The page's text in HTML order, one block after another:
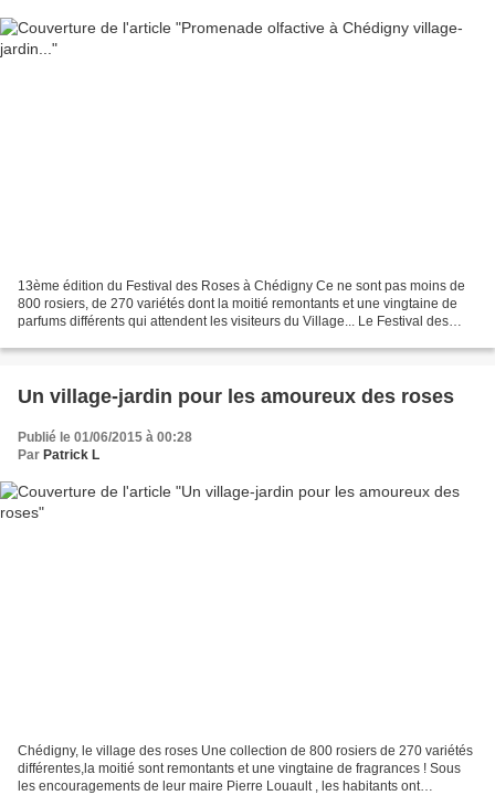
13ème édition du Festival des Roses à Chédigny Ce ne sont pas moins de
800 rosiers, de 270 variétés dont la moitié remontants et une vingtaine de
parfums différents qui attendent les visiteurs du Village... Le Festival des
Un village-jardin pour les amoureux des roses
Publié le 01/06/2015 à 00:28
Par Patrick L
Chédigny, le village des roses Une collection de 800 rosiers de 270 variétés
différentes,la moitié sont remontants et une vingtaine de fragrances ! Sous
les encouragements de leur maire Pierre Louault , les habitants ont